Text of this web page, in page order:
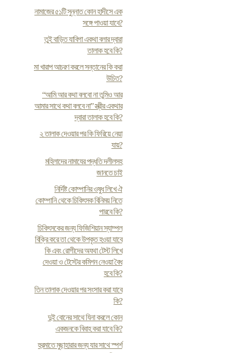
নামাজের ৫১টি সুন্নাত কোন হাদীসে এক
সঙ্গে পাওয়া যাবে?
তুই বাড়িত যাবিগা একথা বলার দ্বারা
তালাক হবে কি?
মা খারাপ আচরণ করলে সন্তানের কি করা
উচিত?
“আমি আর কথা বলবো না তুমিও আর
আমার সাথে কথা বলবে না” স্ত্রীর একথার
দ্বারা তালাক হবে কি?
২ তালাক দেওয়ার পর কি ফিরিয়ে নেয়া
যায়?
মহিলাদের নামাযের পদ্ধতি দলীলসহ
জানতে চাই
নির্দিষ্ট কোম্পানির ওষুধ লিখে ঐ
কোম্পানি থেকে চিকিৎসক বিনিময় নিতে
পারবে কি?
চিকিৎসকের জন্য ফিজিশিয়ান স্যাম্পল
বিক্রি করে তা থেকে উপকৃত হওয়া যাবে
কি এবং রোগীদের অযথা টেস্ট লিখে
দেওয়া ও টেস্টের কমিশন নেওয়া বৈধ
হবে কি?
তিন তালাক দেওয়ার পর সংসার করা যাবে
কি?
দুই বোনের সাথে যিনা করলে কোন
একজনকে বিবাহ করা যাবে কি?
হুরমাতে মুছাহারার জন্য যার সাথে স্পর্শ